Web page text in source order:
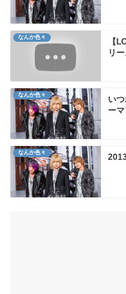
なんか色々
【
リ
なんか色々
い
ー
なんか色々